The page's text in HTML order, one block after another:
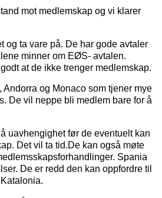
mot medlemskap og vi klarer
og ta vare på. De har gode avtaler
minner om EØS- avtalen.
at de ikke trenger medlemskap.
Andorra og Monaco som tjener mye
De vil neppe bli medlem bare for å
uavhengighet før de eventuelt kan
Det vil ta tid.De kan også møte
Spania
De er redd den kan oppfordre til